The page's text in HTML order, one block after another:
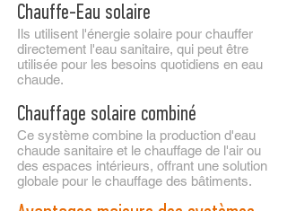
Chauffe-Eau solaire
Ils utilisent l'énergie solaire pour chauffer
directement l'eau sanitaire, qui peut être
utilisée pour les besoins quotidiens en eau
chaude.
Chauffage solaire combiné
Ce système combine la production d'eau
chaude sanitaire et le chauffage de l'air ou
des espaces intérieurs, offrant une solution
globale pour le chauffage des bâtiments.